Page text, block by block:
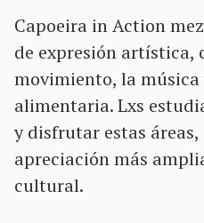
Capoeira in Action
de expresión artística,
movimiento, la
alimentaria. Lxs
y disfrutar estas
apreciación más
cultural.